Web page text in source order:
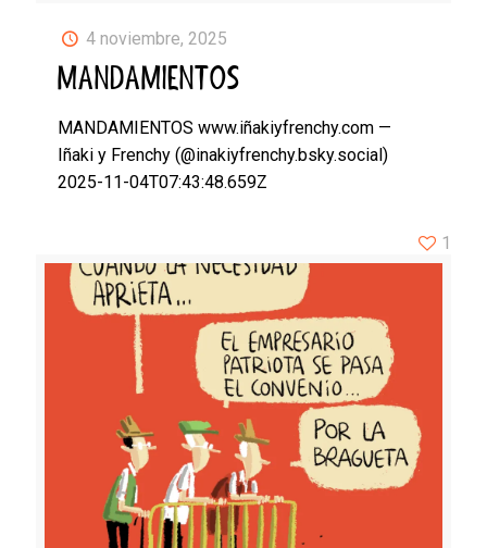
4 noviembre, 2025
MANDAMIENTOS
MANDAMIENTOS www.iñakiyfrenchy.com —
Iñaki y Frenchy (@inakiyfrenchy.bsky.social)
2025-11-04T07:43:48.659Z
1